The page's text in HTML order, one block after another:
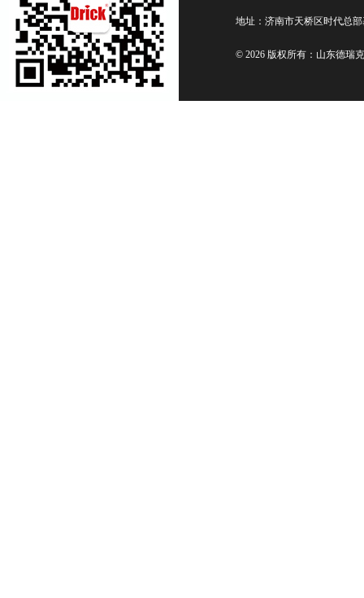
地址：济南市天桥区时代总
© 2026 版权所有：山东德瑞